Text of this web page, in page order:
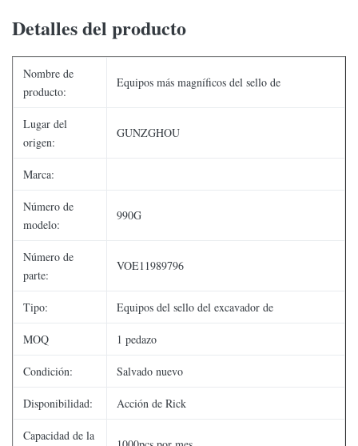
Detalles del producto
Nombre de
producto:
Equipos más magníficos del sello de
Lugar del
origen:
GUNZGHOU
Marca:
Número de
modelo:
990G
Número de
parte:
VOE11989796
Tipo: Equipos del sello del excavador de
MOQ 1 pedazo
Condición: Salvado nuevo
Disponibilidad: Acción de Rick
Capacidad de la